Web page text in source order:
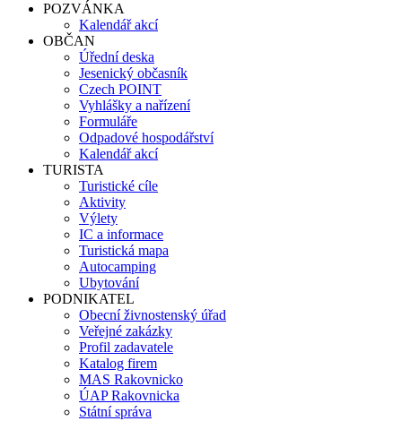
POZVÁNKA
Kalendář akcí
OBČAN
Úřední deska
Jesenický občasník
Czech POINT
Vyhlášky a nařízení
Formuláře
Odpadové hospodářství
Kalendář akcí
TURISTA
Turistické cíle
Aktivity
Výlety
IC a informace
Turistická mapa
Autocamping
Ubytování
PODNIKATEL
Obecní živnostenský úřad
Veřejné zakázky
Profil zadavatele
Katalog firem
MAS Rakovnicko
ÚAP Rakovnicka
Státní správa